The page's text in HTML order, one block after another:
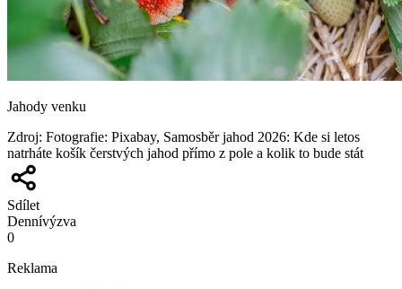
Jahody venku
Zdroj: Fotografie: Pixabay, Samosběr jahod 2026: Kde si letos
natrháte košík čerstvých jahod přímo z pole a kolik to bude stát
Sdílet
Dennívýzva
0
Reklama